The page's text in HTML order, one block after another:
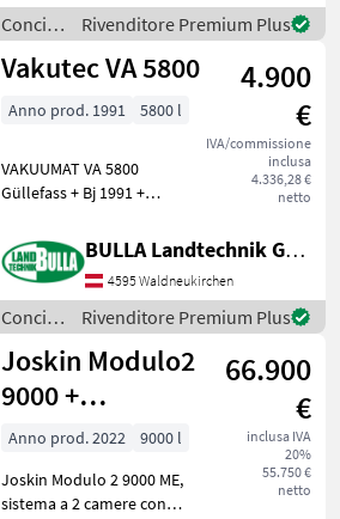
Kontaktaufnah
Concimazione
e
irrigazione
Vakutec
Rivenditore Premium Plus
Vakutec VA 5800
4.900
€
IVA/commissione
inclusa
4.336,28 €
netto
Anno prod. 1991 5800 l
VAKUUMAT VA 5800
Güllefass + Bj 1991 +
Bremse + Hydr Schieber +
Sauganschluss links vorne
+ Blindflansch links hinten
+ Prallkop
BULLA Landtechnik GmbH
4595 Waldneukirchen
Concimazione
e
irrigazione
/
Vakutec
Rivenditore Premium Plus
Joskin Modulo2
9000 +
Pendislide
START
105/42/PS1
66.900
€
inclusa IVA
20%
55.750 €
netto
Anno prod. 2022
9000 l
Joskin Modulo 2 9000 ME,
sistema a 2 camere con